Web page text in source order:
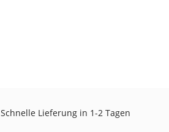
Schnelle Lieferung in 1-2 Tagen